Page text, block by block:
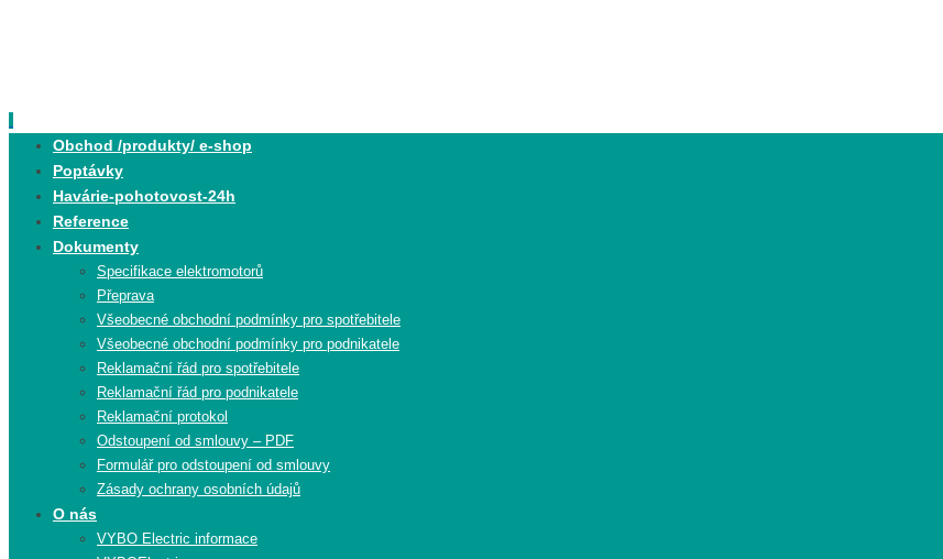
content
Obchod /produkty/ e-shop
Poptávky
Havárie-pohotovost-24h
Reference
Dokumenty
Specifikace elektromotorů
Přeprava
Všeobecné obchodní podmínky pro spotřebitele
Všeobecné obchodní podmínky pro podnikatele
Reklamační řád pro spotřebitele
Reklamační řád pro podnikatele
Reklamační protokol
Odstoupení od smlouvy – PDF
Formulář pro odstoupení od smlouvy
Zásady ochrany osobních údajů
O nás
VYBO Electric informace